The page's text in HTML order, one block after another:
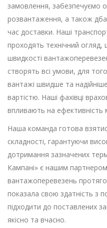
замовлення, забезпечуємо
розвантаження, а також
час доставки. Наші
проходять технічний огляд,
швидкості
створять всі умови, для
вантажі швидше та
вартістю. Наші фахівці
впливають на ефективність
Наша команда готова
складності, гарантуючи
дотримання зазначених
Кампані» є нашим партнером
вантажоперевезень
показала свою здатність з
підходити до поставлених
якісно та вчасно.